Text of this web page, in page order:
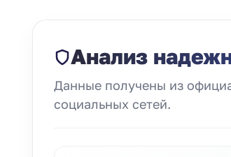
Анализ
Данные получены из
социальных сетей.